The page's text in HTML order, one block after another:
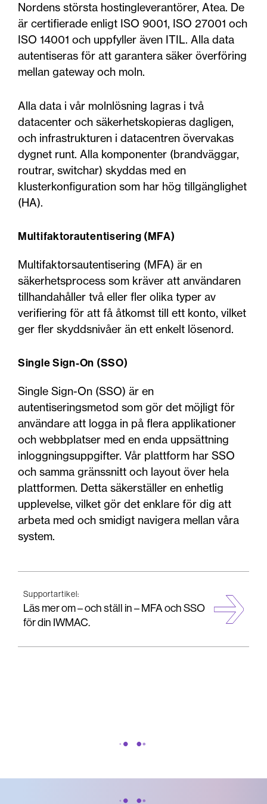
Nordens största hostingleverantörer, Atea. De
är certifierade enligt ISO 9001, ISO 27001 och
ISO 14001 och uppfyller även ITIL. Alla data
autentiseras för att garantera säker överföring
mellan gateway och moln.
Alla data i vår molnlösning lagras i två
datacenter och säkerhetskopieras dagligen,
och infrastrukturen i datacentren övervakas
dygnet runt. Alla komponenter (brandväggar,
routrar, switchar) skyddas med en
klusterkonfiguration som har hög tillgänglighet
(HA).
Multifaktorautentisering (MFA)
Multifaktorsautentisering (MFA) är en
säkerhetsprocess som kräver att användaren
tillhandahåller två eller fler olika typer av
verifiering för att få åtkomst till ett konto, vilket
ger fler skyddsnivåer än ett enkelt lösenord.
Single Sign-On (SSO)
Single Sign-On (SSO) är en
autentiseringsmetod som gör det möjligt för
användare att logga in på flera applikationer
och webbplatser med en enda uppsättning
inloggningsuppgifter. Vår plattform har SSO
och samma gränssnitt och layout över hela
plattformen. Detta säkerställer en enhetlig
upplevelse, vilket gör det enklare för dig att
arbeta med och smidigt navigera mellan våra
system.
Supportartikel:
Läs mer om – och ställ in – MFA och SSO
för din IWMAC.